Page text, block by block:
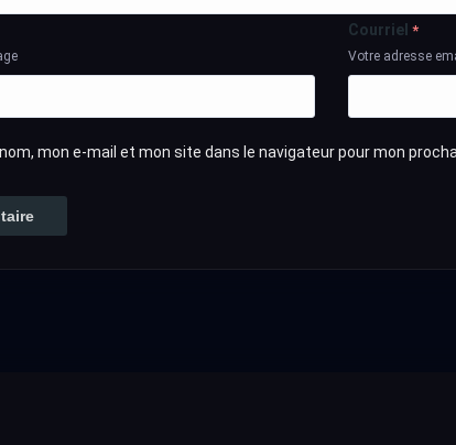
Courriel *
Votre adresse
mon e-mail et mon site dans le navigateur pour mon